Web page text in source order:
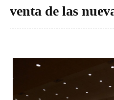
venta de las